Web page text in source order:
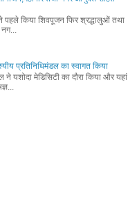
किया शिवपूजन फिर श्रद्धालुओं तथा
प्रतिनिधिमंडल का स्वागत किया
यशोदा मेडिसिटी का दौरा किया और यहां